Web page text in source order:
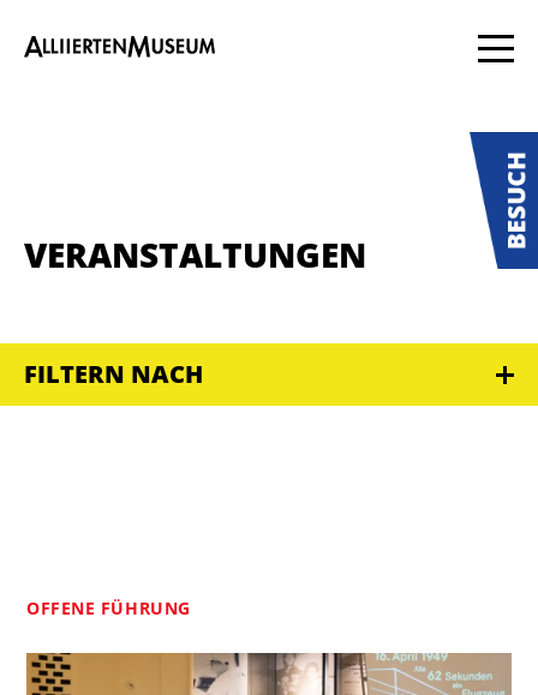
VERANSTALTUNGEN
FILTERN NACH
OFFENE FÜHRUNG